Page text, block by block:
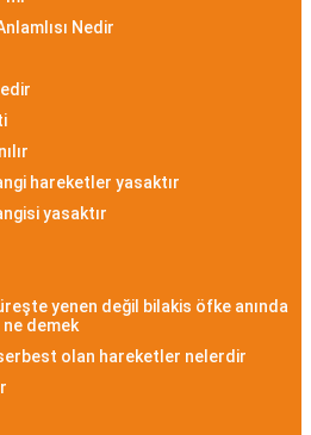
Nedir
hareketler yasaktır
yasaktır
yenen değil bilakis öfke anında
ne demek
olan hareketler nelerdir